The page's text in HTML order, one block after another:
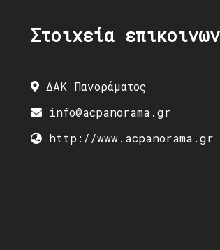
Στοιχεία
ΔΑΚ Πανοράματος
info@acpanorama.gr
http://www.acpanorama.gr